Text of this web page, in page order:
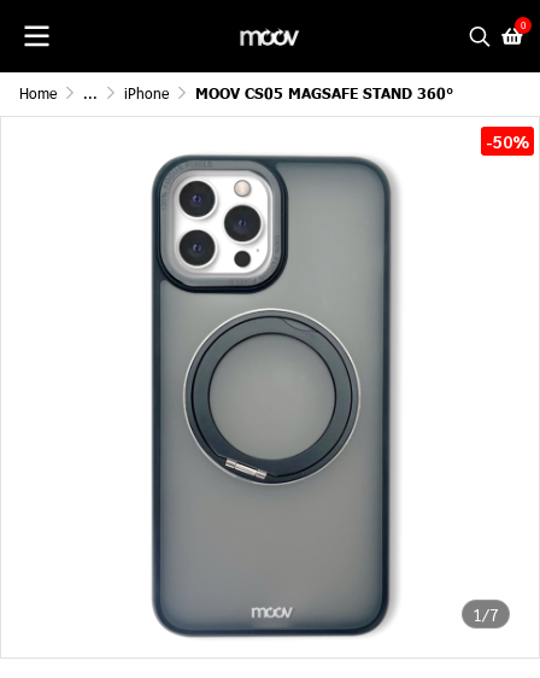
0
Home ... iPhone MOOV CS05 MAGSAFE STAND 360°
1/7
-50%